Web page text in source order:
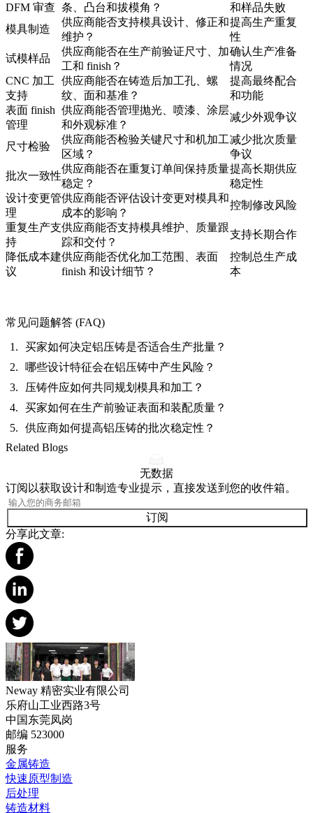
DFM 审查 条、凸台和拔模角？
和样品失败
模具制造
供应商能否支持模具设计、修正和
维护？
提高生产重复
性
试模样品
供应商能否在生产前验证尺寸、加
工和 finish？
确认生产准备
情况
CNC 加工
支持
供应商能否在铸造后加工孔、螺
纹、面和基准？
提高最终配合
和功能
表面 finish
管理
供应商能否管理抛光、喷漆、涂层
和外观标准？
减少外观争议
尺寸检验
供应商能否检验关键尺寸和机加工
区域？
减少批次质量
争议
批次一致性
供应商能否在重复订单间保持质量
稳定？
提高长期供应
稳定性
设计变更管
理
供应商能否评估设计变更对模具和
成本的影响？
控制修改风险
重复生产支
持
供应商能否支持模具维护、质量跟
踪和交付？
支持长期合作
降低成本建
议
供应商能否优化加工范围、表面
finish 和设计细节？
控制总生产成
本
常见问题解答 (FAQ)
买家如何决定铝压铸是否适合生产批量？
哪些设计特征会在铝压铸中产生风险？
压铸件应如何共同规划模具和加工？
买家如何在生产前验证表面和装配质量？
供应商如何提高铝压铸的批次稳定性？
Related Blogs
无数据
订阅以获取设计和制造专业提示，直接发送到您的收件箱。
订阅
分享此文章:
Neway 精密实业有限公司
乐府山工业西路3号
中国东莞凤岗
邮编 523000
服务
金属铸造
快速原型制造
后处理
铸造材料